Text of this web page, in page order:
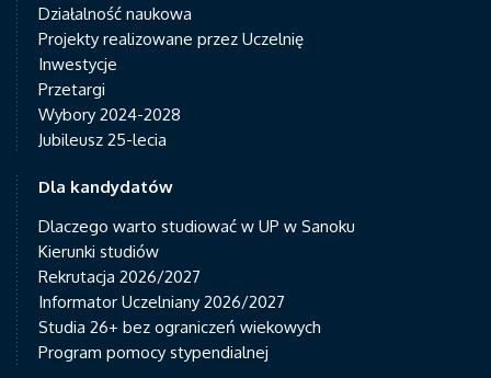
Działalność naukowa
Projekty realizowane przez Uczelnię
Inwestycje
Przetargi
Wybory 2024-2028
Jubileusz 25-lecia
Dla kandydatów
Dlaczego warto studiować w UP w Sanoku
Kierunki studiów
Rekrutacja 2026/2027
Informator Uczelniany 2026/2027
Studia 26+ bez ograniczeń wiekowych
Program pomocy stypendialnej